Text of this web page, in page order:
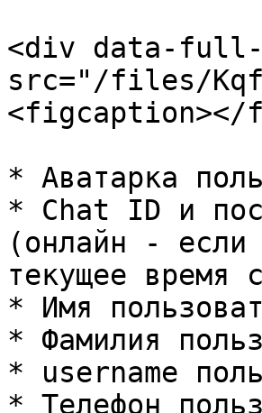
<div data-full-
src="/files/
<figcaption></
* Аватарка
* Chat ID и
(онлайн - если
текущее время
* Имя
* Фамилия
* username
* Телефон